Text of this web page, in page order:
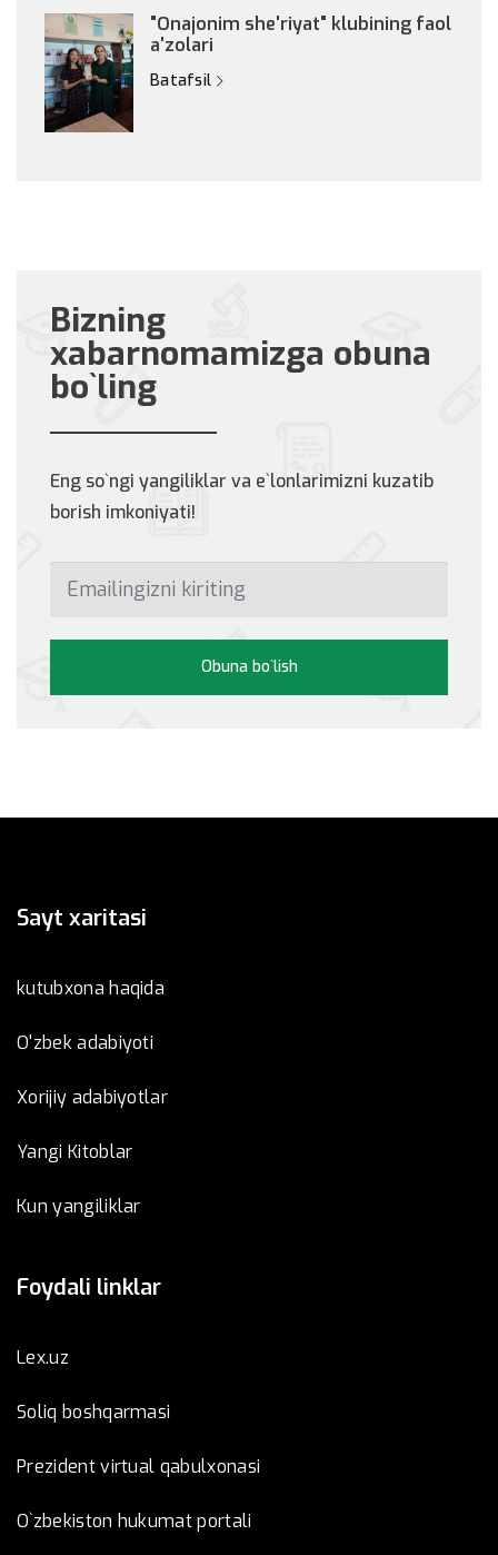
"Onajonim she'riyat" klubining faol
a'zolari
Batafsil
Bizning
xabarnomamizga obuna
bo`ling
Eng so`ngi yangiliklar va e`lonlarimizni kuzatib
borish imkoniyati!
Obuna bo`lish
Sayt xaritasi
kutubxona haqida
O'zbek adabiyoti
Xorijiy adabiyotlar
Yangi Kitoblar
Kun yangiliklar
Foydali linklar
Lex.uz
Soliq boshqarmasi
Prezident virtual qabulxonasi
O`zbekiston hukumat portali